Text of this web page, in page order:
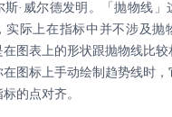
斯·威尔德发明。「抛物线」
实际上在指标中并不涉及抛
在图表上的形状跟抛物线比较
在图标上手动绘制趋势线时
的点对齐。